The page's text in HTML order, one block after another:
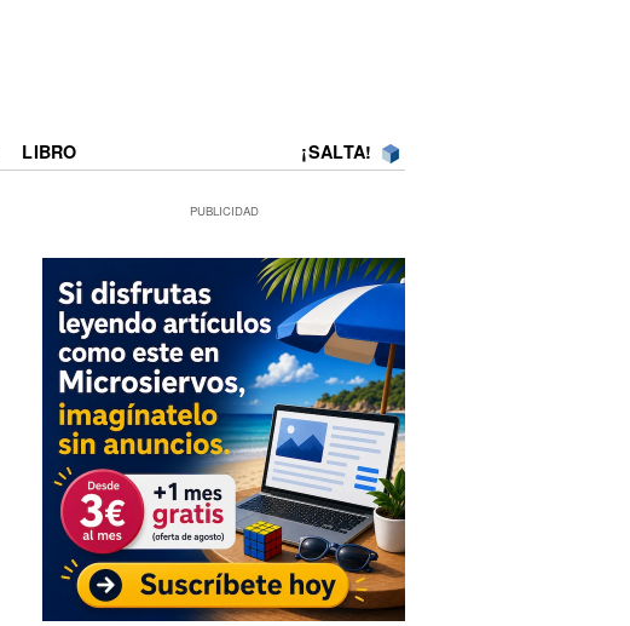
LIBRO ¡SALTA!
PUBLICIDAD